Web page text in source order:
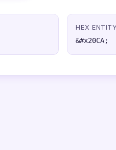
HEX
&#x20CA;